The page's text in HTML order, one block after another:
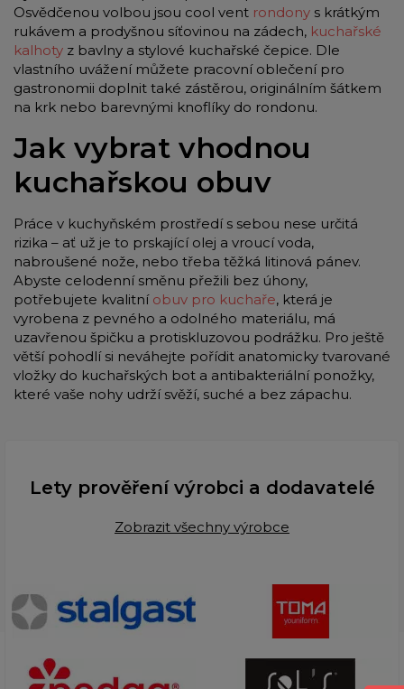
Osvědčenou volbou jsou cool vent rondony s krátkým
rukávem a prodyšnou síťovinou na zádech, kuchařské
kalhoty z bavlny a stylové kuchařské čepice. Dle
vlastního uvážení můžete pracovní oblečení pro
gastronomii doplnit také zástěrou, originálním šátkem
na krk nebo barevnými knoflíky do rondonu.
Jak vybrat vhodnou
kuchařskou obuv
Práce v kuchyňském prostředí s sebou nese určitá
rizika – ať už je to prskající olej a vroucí voda,
nabroušené nože, nebo třeba těžká litinová pánev.
Abyste celodenní směnu přežili bez úhony,
potřebujete kvalitní obuv pro kuchaře, která je
vyrobena z pevného a odolného materiálu, má
uzavřenou špičku a protiskluzovou podrážku. Pro ještě
větší pohodlí si neváhejte pořídit anatomicky tvarované
vložky do kuchařských bot a antibakteriální ponožky,
které vaše nohy udrží svěží, suché a bez zápachu.
Lety prověření výrobci a dodavatelé
Zobrazit všechny výrobce